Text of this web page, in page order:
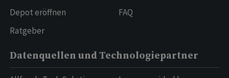
Depot eröffnen
Ratgeber
FAQ
Datenquellen und Technologiepartner